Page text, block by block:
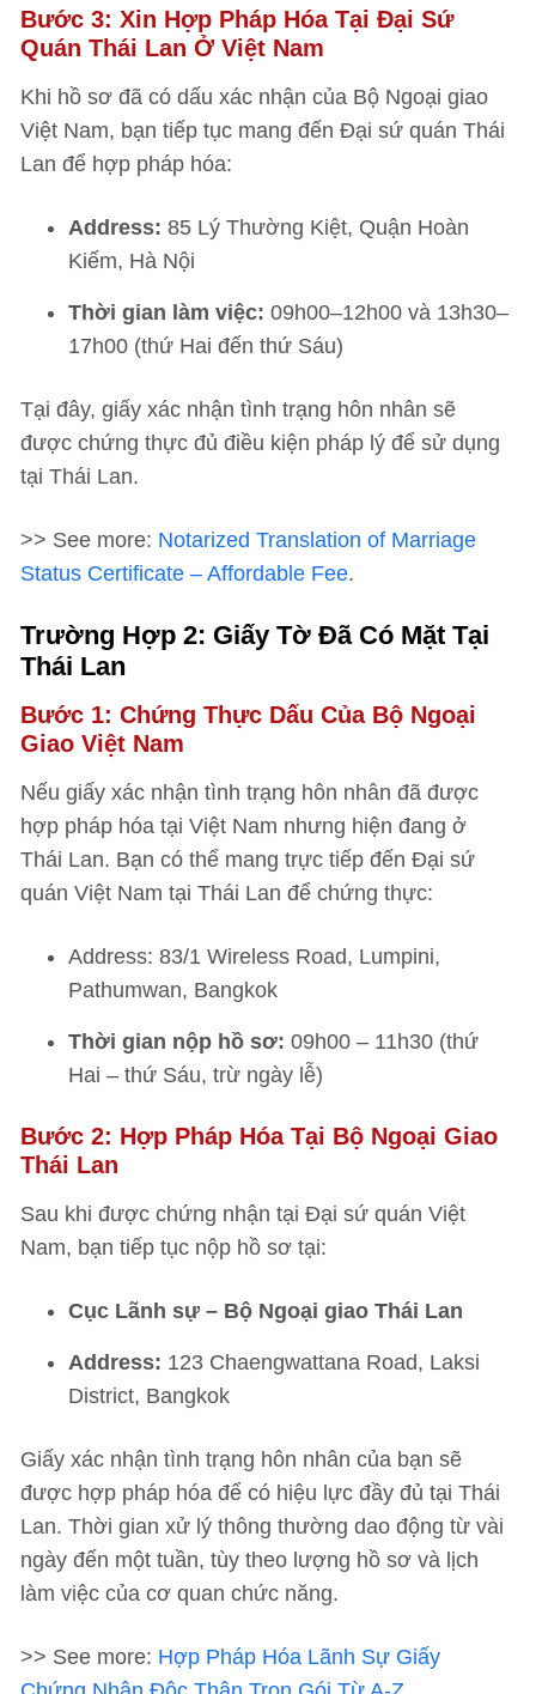
Bước 3: Xin Hợp Pháp Hóa Tại Đại Sứ
Quán Thái Lan Ở Việt Nam
Khi hồ sơ đã có dấu xác nhận của Bộ Ngoại giao
Việt Nam, bạn tiếp tục mang đến Đại sứ quán Thái
Lan để hợp pháp hóa:
Address: 85 Lý Thường Kiệt, Quận Hoàn
Kiếm, Hà Nội
Thời gian làm việc: 09h00–12h00 và 13h30–
17h00 (thứ Hai đến thứ Sáu)
Tại đây, giấy xác nhận tình trạng hôn nhân sẽ
được chứng thực đủ điều kiện pháp lý để sử dụng
tại Thái Lan.
>> See more: Notarized Translation of Marriage
Status Certificate – Affordable Fee.
Trường Hợp 2: Giấy Tờ Đã Có Mặt Tại
Thái Lan
Bước 1: Chứng Thực Dấu Của Bộ Ngoại
Giao Việt Nam
Nếu giấy xác nhận tình trạng hôn nhân đã được
hợp pháp hóa tại Việt Nam nhưng hiện đang ở
Thái Lan. Bạn có thể mang trực tiếp đến Đại sứ
quán Việt Nam tại Thái Lan để chứng thực:
Address: 83/1 Wireless Road, Lumpini,
Pathumwan, Bangkok
Thời gian nộp hồ sơ: 09h00 – 11h30 (thứ
Hai – thứ Sáu, trừ ngày lễ)
Bước 2: Hợp Pháp Hóa Tại Bộ Ngoại Giao
Thái Lan
Sau khi được chứng nhận tại Đại sứ quán Việt
Nam, bạn tiếp tục nộp hồ sơ tại:
Cục Lãnh sự – Bộ Ngoại giao Thái Lan
Address: 123 Chaengwattana Road, Laksi
District, Bangkok
Giấy xác nhận tình trạng hôn nhân của bạn sẽ
được hợp pháp hóa để có hiệu lực đầy đủ tại Thái
Lan. Thời gian xử lý thông thường dao động từ vài
ngày đến một tuần, tùy theo lượng hồ sơ và lịch
làm việc của cơ quan chức năng.
>> See more: Hợp Pháp Hóa Lãnh Sự Giấy